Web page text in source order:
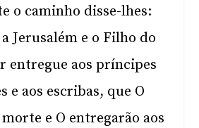
o caminho disse-lhes:
Jerusalém e o Filho do
entregue aos príncipes
e aos escribas, que O
e O entregarão aos